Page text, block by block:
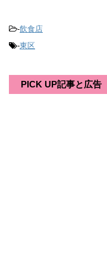
-飲食店
-東区
PICK UP記事と広告